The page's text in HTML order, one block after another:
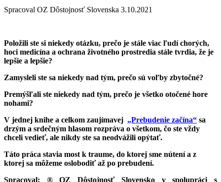
Spracoval OZ Dôstojnosť Slovenska 3.10.2021
Položili ste si niekedy otázku, prečo je stále viac ľudí chorých,
hoci medicína a ochrana životného prostredia stále tvrdia, že je
lepšie a lepšie?
Zamysleli ste sa niekedy nad tým, prečo sú voľby zbytočné?
Premýšľali ste niekedy nad tým, prečo je všetko otočené hore
nohami?
V jednej knihe a celkom zaujímavej „Prebudenie začína“ sa
drzým a srdečným hlasom rozpráva o všetkom, čo ste vždy
chceli vedieť, ale nikdy ste sa neodvážili opýtať.
Táto práca stavia most k traume, do ktorej sme nútení a z
ktorej sa môžeme oslobodiť až po prebudení.
Spracoval: ® OZ Dôstojnosť Slovensko v spolupráci s